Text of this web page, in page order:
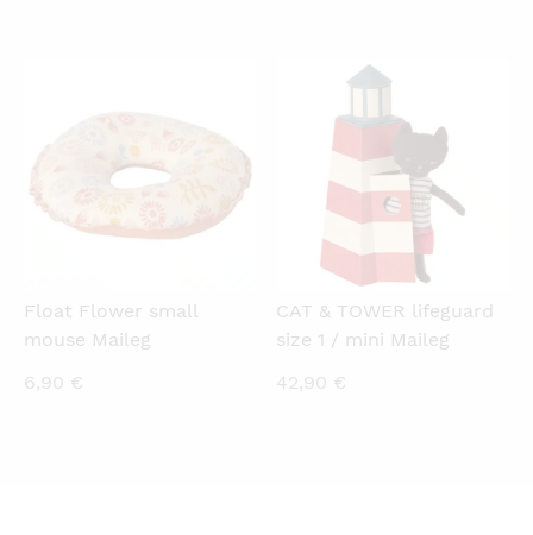
Float Flower small
mouse Maileg
6,90 €
CAT & TOWER lifeguard
size 1 / mini Maileg
42,90 €